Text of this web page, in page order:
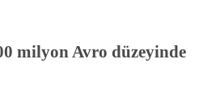
milyon Avro düzeyinde